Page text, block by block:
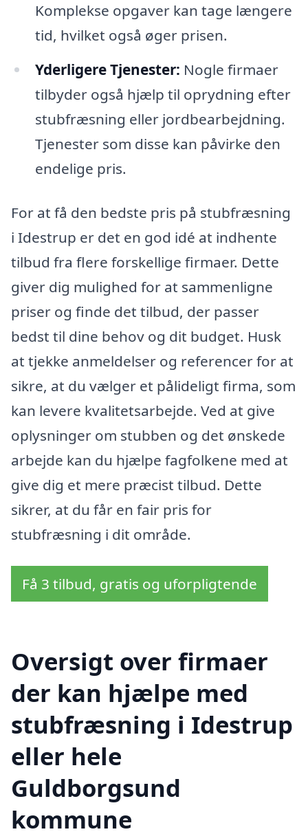
Komplekse opgaver kan tage længere
tid, hvilket også øger prisen.
Yderligere Tjenester: Nogle firmaer
tilbyder også hjælp til oprydning efter
stubfræsning eller jordbearbejdning.
Tjenester som disse kan påvirke den
endelige pris.
For at få den bedste pris på stubfræsning
i Idestrup er det en god idé at indhente
tilbud fra flere forskellige firmaer. Dette
giver dig mulighed for at sammenligne
priser og finde det tilbud, der passer
bedst til dine behov og dit budget. Husk
at tjekke anmeldelser og referencer for at
sikre, at du vælger et pålideligt firma, som
kan levere kvalitetsarbejde. Ved at give
oplysninger om stubben og det ønskede
arbejde kan du hjælpe fagfolkene med at
give dig et mere præcist tilbud. Dette
sikrer, at du får en fair pris for
stubfræsning i dit område.
Få 3 tilbud, gratis og uforpligtende
Oversigt over firmaer
der kan hjælpe med
stubfræsning i Idestrup
eller hele
Guldborgsund
kommune